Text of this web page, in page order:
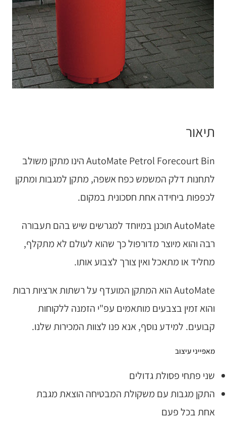
תיאור
AutoMate Petrol Forecourt Bin הינו מתקן משולב
לתחנות דלק המשמש כפח אשפה, מתקן למגבות ומתקן
לכפפות ביחידה אחת חסכונית במקום.
AutoMate תוכנן במיוחד למגרשים שיש בהם תעבורה
רבה והוא מיוצר מדורפול כך שהוא לעולם לא מתקלף,
מחליד או מתאכל ואין צורך לצבוע אותו.
AutoMate הוא המתקן המועדף על רשתות ארציות רבות
והוא זמין בצבעים מותאמים עפ"י הזמנה ללקוחות
קבועים. למידע נוסף, אנא פנו לצוות המכירות שלנו.
מאפייני עיצוב
שני פתחי פסולת גדולים
התקן מגבות עם משקולת המבטיחה הוצאת מגבת
אחת בכל פעם